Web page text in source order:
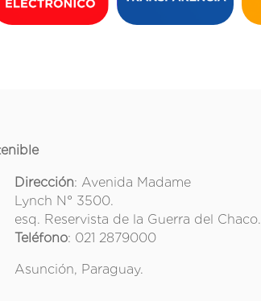
Dirección: Avenida Madame
Lynch N° 3500.
esq. Reservista de la Guerra del Chaco.
Teléfono: 021 2879000
Asunción, Paraguay.